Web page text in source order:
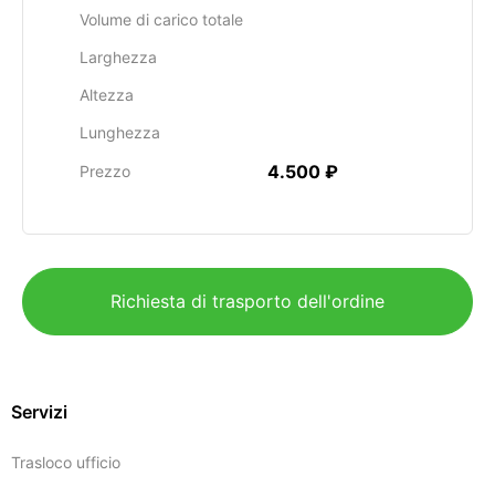
Volume di carico totale
Larghezza
Altezza
Lunghezza
Prezzo 4.500 ₽
Richiesta di trasporto dell'ordine
Servizi
Trasloco ufficio